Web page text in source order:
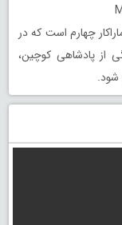
چهارم است که در
از پادشاهی کوچین،
شود.